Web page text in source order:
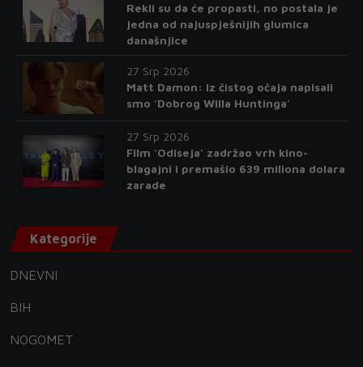
Rekli su da će propasti, no postala je
jedna od najuspješnijih glumica
današnjice
27 Srp 2026
Matt Damon: Iz čistog očaja napisali
smo 'Dobrog Willa Huntinga'
27 Srp 2026
Film 'Odiseja' zadržao vrh kino-
blagajni i premašio 639 miliona dolara
zarade
Kategorije
DNEVNI
BIH
NOGOMET